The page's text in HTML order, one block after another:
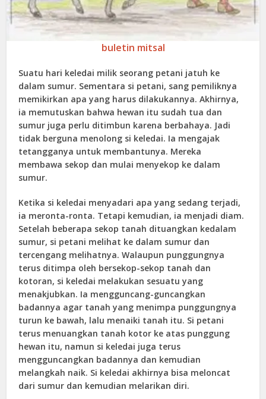
buletin mitsal
Suatu hari keledai milik seorang petani jatuh ke
dalam sumur. Sementara si petani, sang pemiliknya
memikirkan apa yang harus dilakukannya. Akhirnya,
ia memutuskan bahwa hewan itu sudah tua dan
sumur juga perlu ditimbun karena berbahaya. Jadi
tidak berguna menolong si keledai. Ia mengajak
tetangganya untuk membantunya. Mereka
membawa sekop dan mulai menyekop ke dalam
sumur.
Ketika si keledai menyadari apa yang sedang terjadi,
ia meronta-ronta. Tetapi kemudian, ia menjadi diam.
Setelah beberapa sekop tanah dituangkan kedalam
sumur, si petani melihat ke dalam sumur dan
tercengang melihatnya. Walaupun punggungnya
terus ditimpa oleh bersekop-sekop tanah dan
kotoran, si keledai melakukan sesuatu yang
menakjubkan. Ia mengguncang-guncangkan
badannya agar tanah yang menimpa punggungnya
turun ke bawah, lalu menaiki tanah itu. Si petani
terus menuangkan tanah kotor ke atas punggung
hewan itu, namun si keledai juga terus
mengguncangkan badannya dan kemudian
melangkah naik. Si keledai akhirnya bisa meloncat
dari sumur dan kemudian melarikan diri.